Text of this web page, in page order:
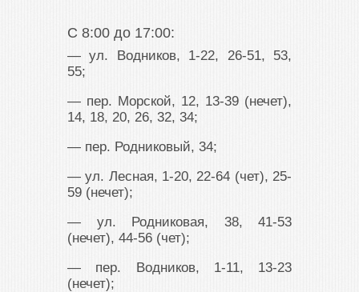
С 8:00 до 17:00:
— ул. Водников, 1-22, 26-51, 53,
55;
— пер. Морской, 12, 13-39 (нечет),
14, 18, 20, 26, 32, 34;
— пер. Родниковый, 34;
— ул. Лесная, 1-20, 22-64 (чет), 25-
59 (нечет);
— ул. Родниковая, 38, 41-53
(нечет), 44-56 (чет);
— пер. Водников, 1-11, 13-23
(нечет);